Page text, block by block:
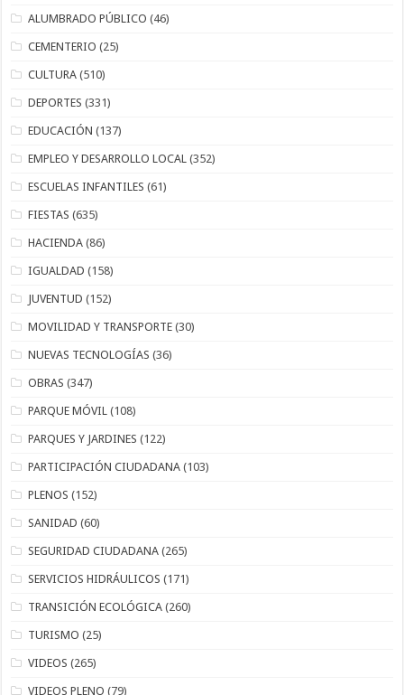
ALUMBRADO PÚBLICO (46)
CEMENTERIO (25)
CULTURA (510)
DEPORTES (331)
EDUCACIÓN (137)
EMPLEO Y DESARROLLO LOCAL (352)
ESCUELAS INFANTILES (61)
FIESTAS (635)
HACIENDA (86)
IGUALDAD (158)
JUVENTUD (152)
MOVILIDAD Y TRANSPORTE (30)
NUEVAS TECNOLOGÍAS (36)
OBRAS (347)
PARQUE MÓVIL (108)
PARQUES Y JARDINES (122)
PARTICIPACIÓN CIUDADANA (103)
PLENOS (152)
SANIDAD (60)
SEGURIDAD CIUDADANA (265)
SERVICIOS HIDRÁULICOS (171)
TRANSICIÓN ECOLÓGICA (260)
TURISMO (25)
VIDEOS (265)
VIDEOS PLENO (79)